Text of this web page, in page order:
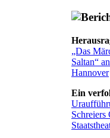
„Das
Saltan“
Hannover
Ein
Schreiers